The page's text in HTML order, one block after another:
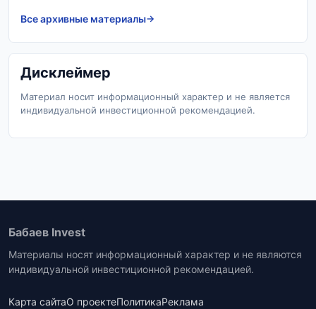
Все архивные материалы
Дисклеймер
Материал носит информационный характер и не является
индивидуальной инвестиционной рекомендацией.
Бабаев Invest
Материалы носят информационный характер и не являются
индивидуальной инвестиционной рекомендацией.
Карта сайтаО проектеПолитикаРеклама